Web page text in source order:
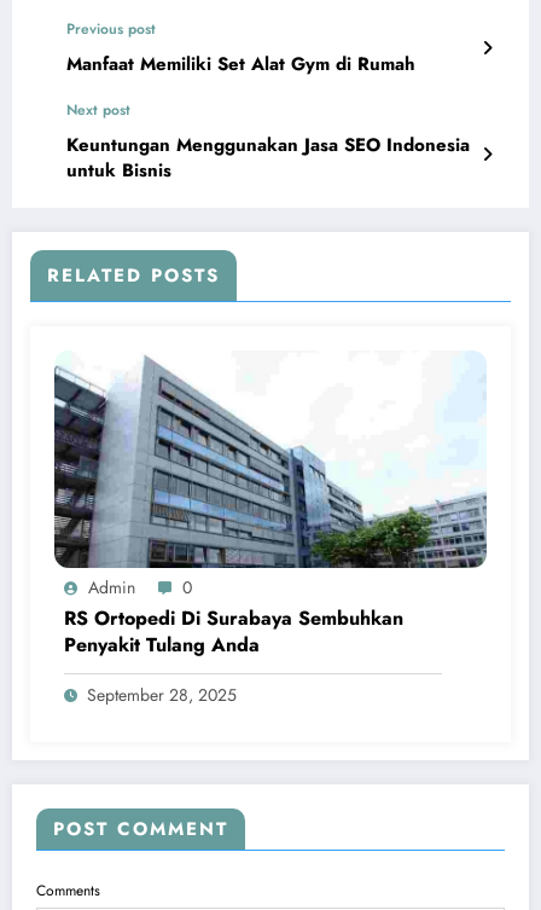
Previous post
Manfaat Memiliki Set Alat Gym di Rumah
Next post
Keuntungan Menggunakan Jasa SEO Indonesia
untuk Bisnis
RELATED POSTS
Admin 0
RS Ortopedi Di Surabaya Sembuhkan
Penyakit Tulang Anda
September 28, 2025
POST COMMENT
Comments